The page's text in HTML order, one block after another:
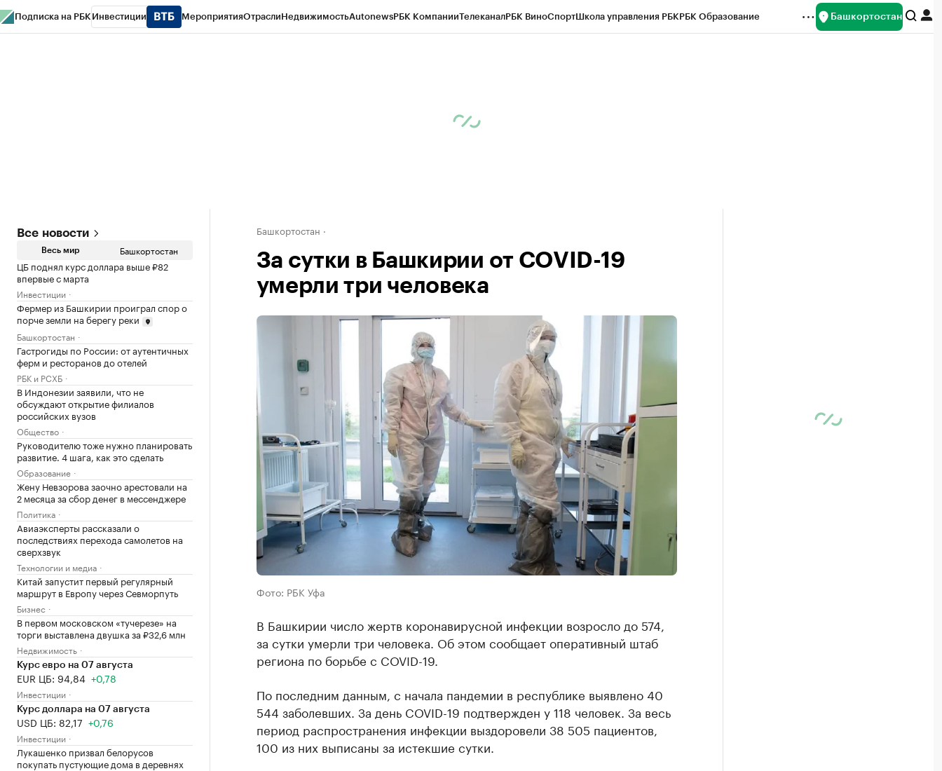
Подписка на РБК Инвестиции МероприятияОтраслиНедвижимостьAutonewsРБК КомпанииТелеканалРБК ВиноСпортШкола управления РБКРБК Образование Башкортостан
Все новости
Весь мир Башкортостан
ЦБ поднял курс доллара выше ₽82
впервые с марта
Инвестиции
Фермер из Башкирии проиграл спор о
порче земли на берегу реки
Башкортостан
Гастрогиды по России: от аутентичных
ферм и ресторанов до отелей
РБК и РСХБ
В Индонезии заявили, что не
обсуждают открытие филиалов
российских вузов
Общество
Руководителю тоже нужно планировать
развитие. 4 шага, как это сделать
Образование
Жену Невзорова заочно арестовали на
2 месяца за сбор денег в мессенджере
Политика
Авиаэксперты рассказали о
последствиях перехода самолетов на
сверхзвук
Технологии и медиа
Китай запустит первый регулярный
маршрут в Европу через Севморпуть
Бизнес
В первом московском «тучерезе» на
торги выставлена двушка за ₽32,6 млн
Недвижимость
Курс евро на 07 августа
EUR ЦБ: 94,84 +0,78
Инвестиции
Курс доллара на 07 августа
USD ЦБ: 82,17 +0,76
Инвестиции
Лукашенко призвал белорусов
покупать пустующие дома в деревнях
Башкортостан
За сутки в Башкирии от COVID-19
умерли три человека
Фото: РБК Уфа
В Башкирии число жертв коронавирусной инфекции возросло до 574,
за сутки умерли три человека. Об этом сообщает оперативный штаб
региона по борьбе с COVID-19.
По последним данным, с начала пандемии в республике выявлено 40
544 заболевших. За день COVID-19 подтвержден у 118 человек. За весь
период распространения инфекции выздоровели 38 505 пациентов,
100 из них выписаны за истекшие сутки.